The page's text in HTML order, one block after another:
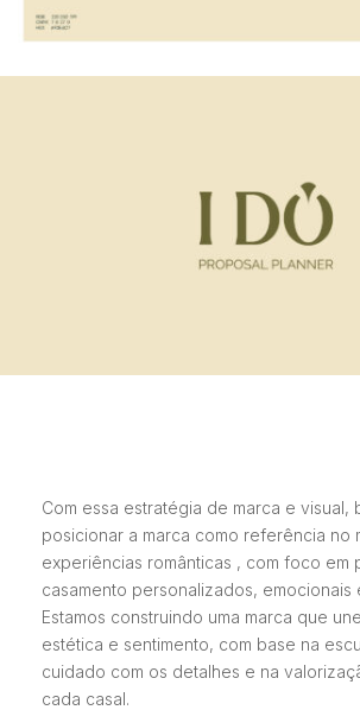
Com essa estratégia de marca e visual,
posicionar a marca como referência no
experiências românticas , com foco em
casamento personalizados, emocionais
Estamos construindo uma marca que
estética e sentimento, com base na
cuidado com os detalhes e na
cada casal.